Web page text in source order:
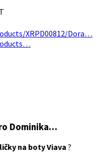
XRPD00812/Dora…
Dominika…
na boty Viava ?